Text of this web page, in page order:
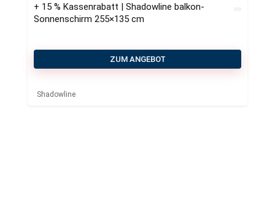
+ 15 % Kassenrabatt | Shadowline balkon-
Sonnenschirm 255×135 cm
ZUM ANGEBOT
Shadowline